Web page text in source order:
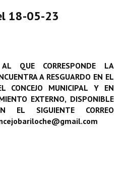
18-05-23
QUE CORRESPONDE LA
A RESGUARDO EN EL
CONCEJO MUNICIPAL Y EN
EXTERNO, DISPONIBLE
EL SIGUIENTE CORREO